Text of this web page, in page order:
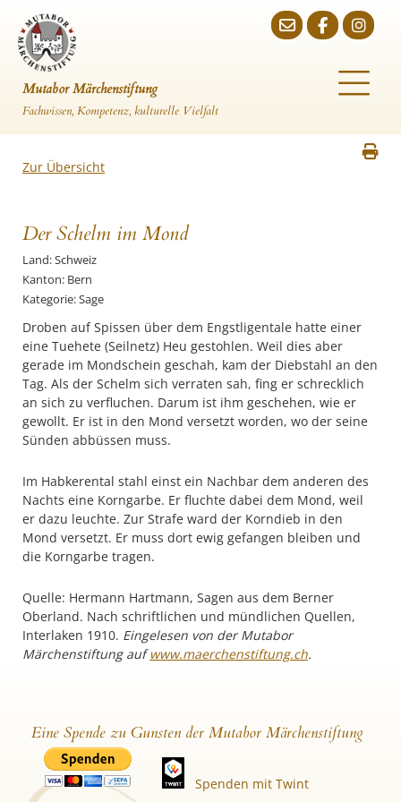
Mutabor Märchenstiftung
Fachwissen, Kompetenz, kulturelle Vielfalt
Zur Übersicht
Der Schelm im Mond
Land: Schweiz
Kanton: Bern
Kategorie: Sage
Droben auf Spissen über dem Engstligentale hatte einer
eine Tuehete (Seilnetz) Heu gestohlen. Weil dies aber
gerade im Mondschein geschah, kam der Diebstahl an den
Tag. Als der Schelm sich verraten sah, fing er schrecklich
an sich zu verfluchen. Darum ist ihm geschehen, wie er
gewollt. Er ist in den Mond versetzt worden, wo der seine
Sünden abbüssen muss.
Im Habkerental stahl einst ein Nachbar dem anderen des
Nachts eine Korngarbe. Er fluchte dabei dem Mond, weil
er dazu leuchte. Zur Strafe ward der Korndieb in den
Mond versetzt. Er muss dort ewig gefangen bleiben und
die Korngarbe tragen.
Quelle: Hermann Hartmann, Sagen aus dem Berner
Oberland. Nach schriftlichen und mündlichen Quellen,
Interlaken 1910. Eingelesen von der Mutabor
Märchenstiftung aufwww.maerchenstiftung.ch.
Eine Spende zu Gunsten der Mutabor Märchenstiftung
Spenden mit Twint